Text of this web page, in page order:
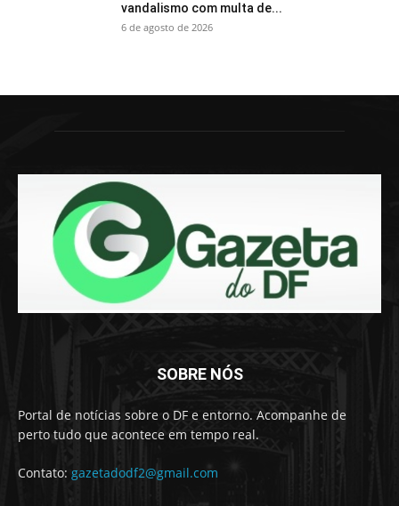
vandalismo com multa de...
6 de agosto de 2026
SOBRE NÓS
Portal de notícias sobre o DF e entorno. Acompanhe de
perto tudo que acontece em tempo real.
Contato: gazetadodf2@gmail.com